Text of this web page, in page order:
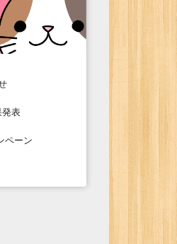
発表
ペーン